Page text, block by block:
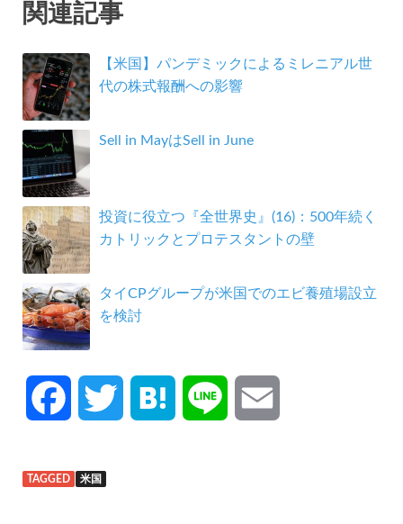
関連記事
【米国】パンデミックによるミレニアル世
代の株式報酬への影響
Sell in MayはSell in June
投資に役立つ『全世界史』(16)：500年続く
カトリックとプロテスタントの壁
タイCPグループが米国でのエビ養殖場設立
を検討
c
TAGGED 米国